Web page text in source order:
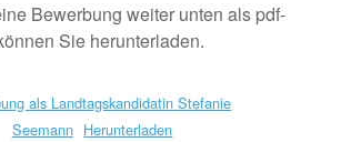
Bewerbung weiter unten als pdf-
Sie herunterladen.
als Landtagskandidatin Stefanie
Seemann Herunterladen